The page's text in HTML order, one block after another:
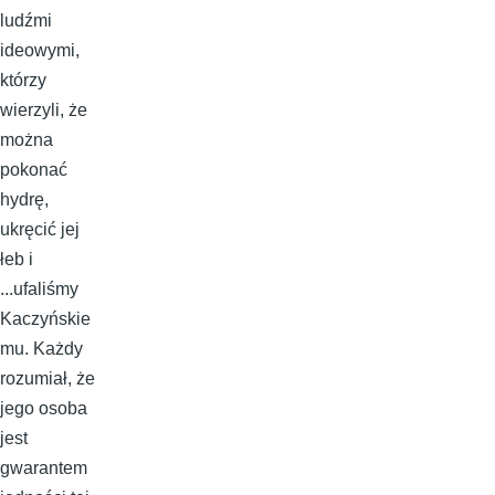
ludźmi
ideowymi,
którzy
wierzyli, że
można
pokonać
hydrę,
ukręcić jej
łeb i
...ufaliśmy
Kaczyńskie
mu. Każdy
rozumiał, że
jego osoba
jest
gwarantem